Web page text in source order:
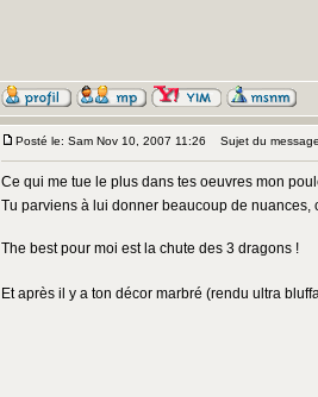
Posté le: Sam Nov 10, 2007 11:26 Sujet du
Ce qui me tue le plus dans tes oeuvres mon
Tu parviens à lui donner beaucoup de
The best pour moi est la chute des 3 dragons !
Et après il y a ton décor marbré (rendu ultra